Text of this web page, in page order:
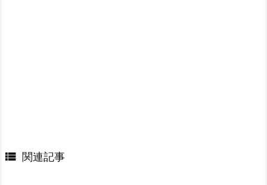
 関連記事